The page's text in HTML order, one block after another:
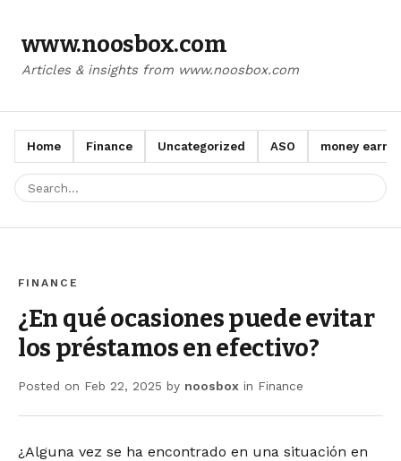
www.noosbox.com
Articles & insights from www.noosbox.com
Home Finance Uncategorized ASO money earn
FINANCE
¿En qué ocasiones puede evitar
los préstamos en efectivo?
Posted on Feb 22, 2025 by noosbox in Finance
¿Alguna vez se ha encontrado en una situación en